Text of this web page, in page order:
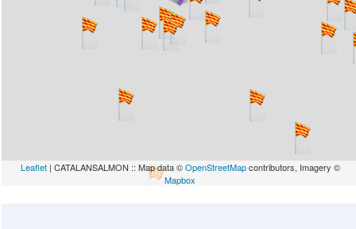
Leaflet| CATALANSALMON :: Map data ©OpenStreetMapcontributors, Imagery ©
Mapbox